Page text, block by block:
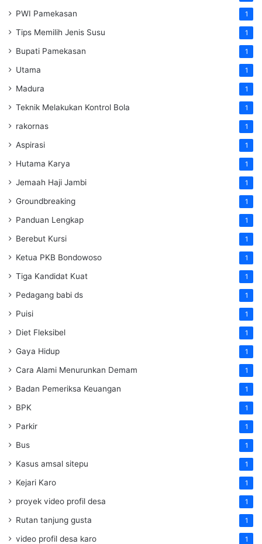
PWI Pamekasan 1
Tips Memilih Jenis Susu 1
Bupati Pamekasan 1
Utama 1
Madura 1
Teknik Melakukan Kontrol Bola 1
rakornas 1
Aspirasi 1
Hutama Karya 1
Jemaah Haji Jambi 1
Groundbreaking 1
Panduan Lengkap 1
Berebut Kursi 1
Ketua PKB Bondowoso 1
Tiga Kandidat Kuat 1
Pedagang babi ds 1
Puisi 1
Diet Fleksibel 1
Gaya Hidup 1
Cara Alami Menurunkan Demam 1
Badan Pemeriksa Keuangan 1
BPK 1
Parkir 1
Bus 1
Kasus amsal sitepu 1
Kejari Karo 1
proyek video profil desa 1
Rutan tanjung gusta 1
video profil desa karo 1